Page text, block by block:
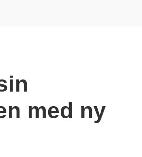
med ny